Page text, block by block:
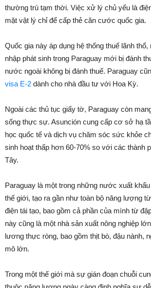
thường trú tạm thời. Việc xử lý chủ yếu là
mặt vật lý chỉ để cấp thẻ căn cước quốc gia.
Quốc gia này áp dụng hệ thống thuế lãnh thổ,
nhập phát sinh trong Paraguay mới bị đánh
nước ngoài không bị đánh thuế. Paraguay
visa E-2 dành cho nhà đầu tư với Hoa Kỳ.
Ngoài các thủ tục giấy tờ, Paraguay còn
sống thực sự. Asunción cung cấp cơ sở hạ
học quốc tế và dịch vụ chăm sóc sức khỏe
sinh hoạt thấp hơn 60-70% so với các thành
Tây.
Paraguay là một trong những nước xuất
thế giới, tạo ra gần như toàn bộ năng lượng
điện tái tạo, bao gồm cả phần của mình từ
này cũng là một nhà sản xuất nông nghiệp
lương thực ròng, bao gồm thịt bò, đậu nành,
mô lớn.
Trong một thế giới mà sự gián đoạn chuỗi